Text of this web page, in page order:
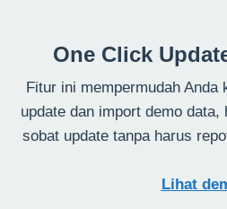
One Click
Fitur ini mempermudah
update dan import demo
sobat update tanpa harus
Lihat